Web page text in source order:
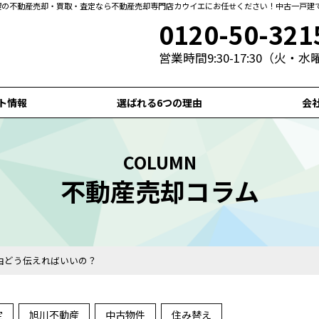
不動産売却・買取・査定なら不動産売却専門店カウイエにお任せください！中古一戸
0120-50-
営業時間9:30-17:30（火・水
情報 選ばれる6つの理由 会
う伝えればいいの？
COLUMN
不動産売却コラム
旭川不動産 中古物件 住み替え